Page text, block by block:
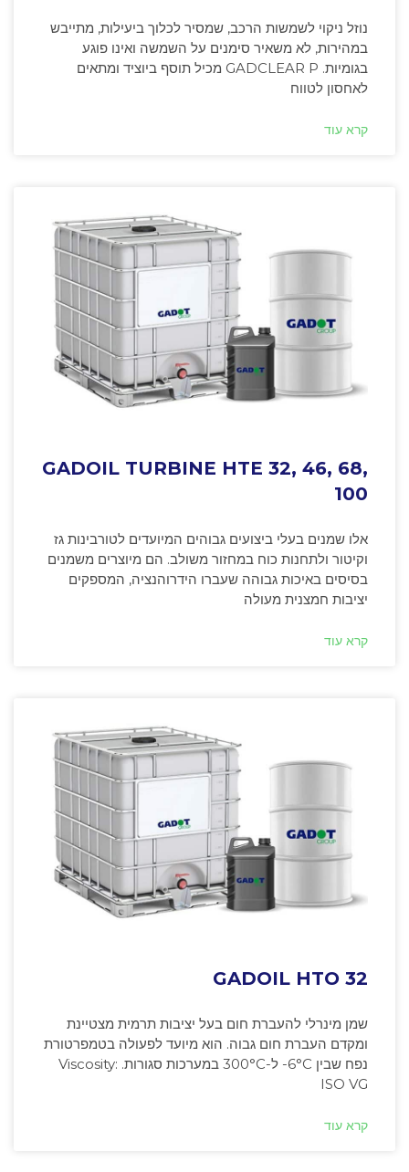
נוזל ניקוי לשמשות הרכב, שמסיר לכלוך ביעילות, מתייבש
במהירות, לא משאיר סימנים על השמשה ואינו פוגע
בגומיות. GADCLEAR P מכיל תוסף ביוציד ומתאים
לאחסון לטווח
קרא עוד
GADOIL TURBINE HTE 32, 46, 68,
100
אלו שמנים בעלי ביצועים גבוהים המיועדים לטורבינות גז
וקיטור ולתחנות כוח במחזור משולב. הם מיוצרים משמנים
בסיסים באיכות גבוהה שעברו הידרוהנציה, המספקים
יציבות חמצנית מעולה
קרא עוד
GADOIL HTO 32
שמן מינרלי להעברת חום בעל יציבות תרמית מצטיינת
ומקדם העברת חום גבוה. הוא מיועד לפעולה בטמפרטורת
נפח שבין ‎-6°C ל-300°C במערכות סגורות. Viscosity:
ISO VG
קרא עוד